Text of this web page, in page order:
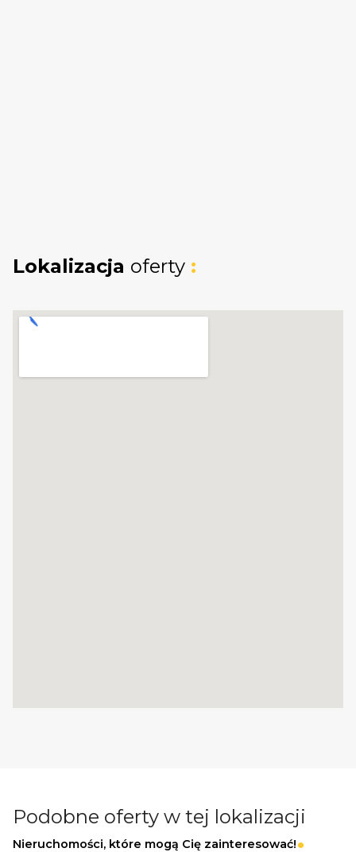
Lokalizacja oferty :
Podobne oferty w tej lokalizacji
Nieruchomości, które mogą Cię zainteresować!